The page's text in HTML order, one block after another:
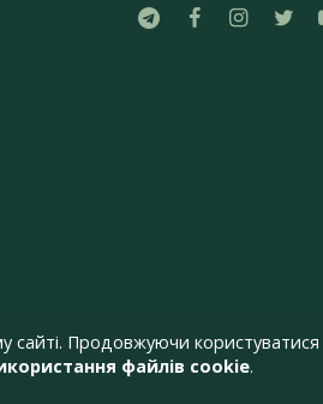
Продовжуючи користуватися
файлів cookie.